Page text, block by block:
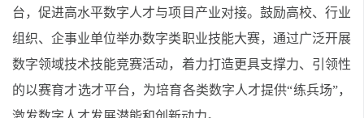
台，促进高水平数字人才与项目产业对接。鼓励高校、行业
组织、企事业单位举办数字类职业技能大赛，通过广泛开展
数字领域技术技能竞赛活动，着力打造更具支撑力、引领性
的以赛育才选才平台，为培育各类数字人才提供“练兵场”，